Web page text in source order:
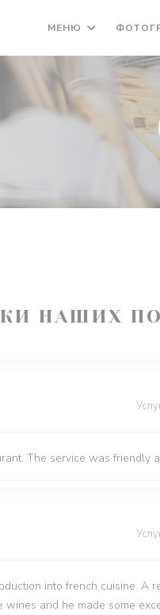
МЕНЮ
НАШИХ
The service was friendly
into french cuisine.
and he made some